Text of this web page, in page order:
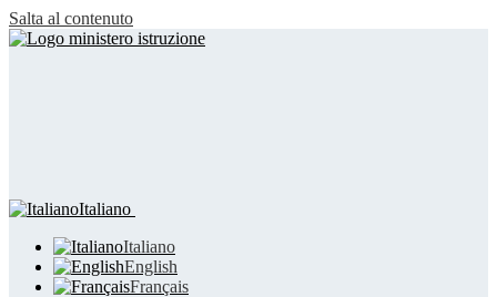
Salta al contenuto
Italiano
Italiano
English
Français